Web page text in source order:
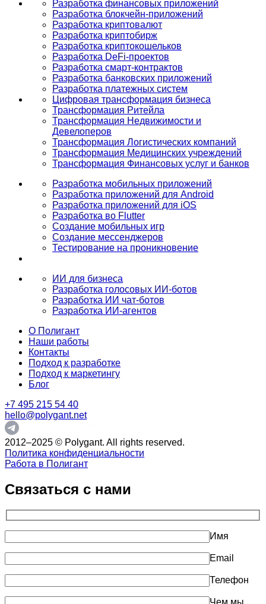
Разработка финансовых приложений
Разработка блокчейн-приложений
Разработка криптовалют
Разработка криптобирж
Разработка криптокошельков
Разработка DeFi-проектов
Разработка смарт-контрактов
Разработка банковских приложений
Разработка платежных систем
Цифровая трансформация бизнеса
Трансформация Ритейла
Трансформация Недвижимости и
Девелоперов
Трансформация Логистических компаний
Трансформация Медицинских учреждений
Трансформация Финансовых услуг и банков
Разработка мобильных приложений
Разработка приложений для Android
Разработка приложений для iOS
Разработка во Flutter
Создание мобильных игр
Создание мессенджеров
Тестирование на проникновение
ИИ для бизнеса
Разработка голосовых ИИ-ботов
Разработка ИИ чат-ботов
Разработка ИИ-агентов
О Полигант
Наши работы
Контакты
Подход к разработке
Подход к маркетингу
Блог
+7 495 215 54 40
hello@polygant.net
2012–2025 © Polygant. All rights reserved.
Политика конфиденциальности
Работа в Полигант
Связаться с нами
Имя
Email
Телефон